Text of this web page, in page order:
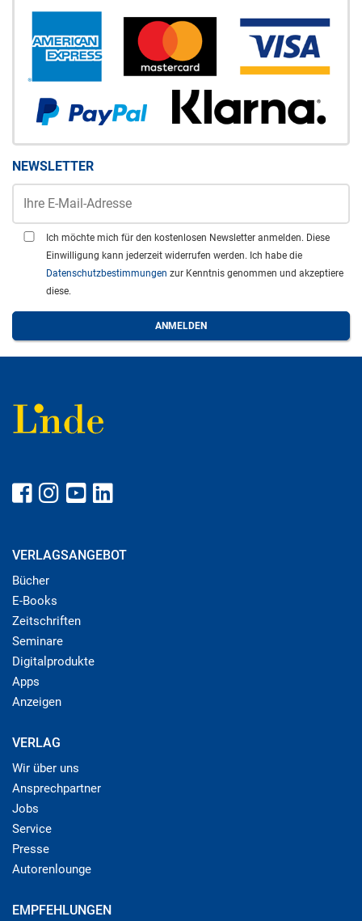
NEWSLETTER
Ich möchte mich für den kostenlosen Newsletter anmelden. Diese
Einwilligung kann jederzeit widerrufen werden. Ich habe die
Datenschutzbestimmungen zur Kenntnis genommen und akzeptiere
diese.
VERLAGSANGEBOT
Bücher
E-Books
Zeitschriften
Seminare
Digitalprodukte
Apps
Anzeigen
VERLAG
Wir über uns
Ansprechpartner
Jobs
Service
Presse
Autorenlounge
EMPFEHLUNGEN